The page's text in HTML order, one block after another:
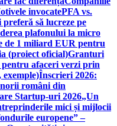
invocatePFA vs.
să lucreze pe
plafonului la micro
de 1 miliard EUR pentru
(proiect oficial)Granturi
afaceri verzi prin
Înscrieri 2026:
români din
Startup-uri 2026„Un
mici și mijlocii
europene” –